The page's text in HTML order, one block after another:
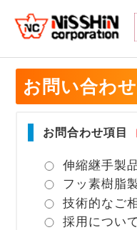
お問い合わせ
お問合わせ項目
伸縮継手製
フッ素樹脂
技術的なご
採用について